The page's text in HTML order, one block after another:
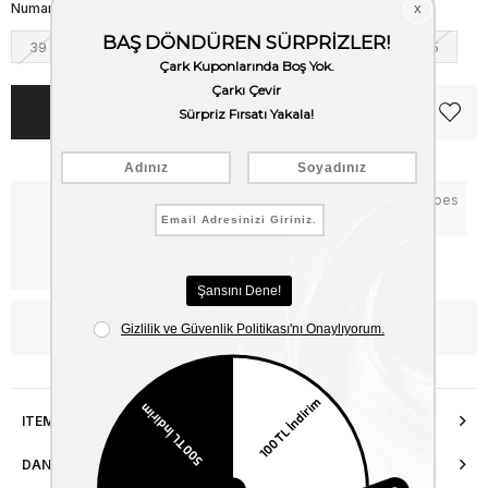
Numara
39 40 41 42 43 44 45
Critical Stock
Notify me when the price goes
down
WhatsApp’tan Bilgi Al
ITEM FEATURES
DANIŞMA HATTI